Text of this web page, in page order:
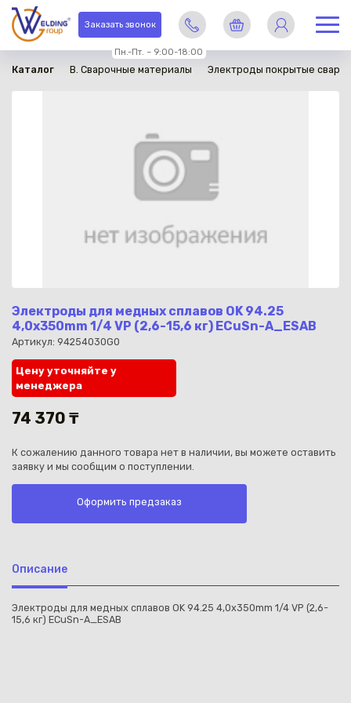
Заказать звонок
Пн.-Пт. – 9:00-18:00
Каз
Каталог B. Сварочные материалы Электроды покрытые
Электроды для медных сплавов OK 94.25
4,0x350mm 1/4 VP (2,6-15,6 кг) ECuSn-A_ESAB
Артикул: 94254030G0
в наличии
Цену уточняйте у
менеджера
74 370 ₸
К сожалению данного товара нет в наличии, вы можете оставить
заявку и мы сообщим о поступлении.
Оформить предзаказ
Описание
Электроды для медных сплавов OK 94.25 4,0x350mm 1/4 VP (2,6-
15,6 кг) ECuSn-A_ESAB